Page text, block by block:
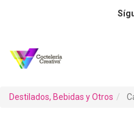
Destilados, Bebidas y Otros